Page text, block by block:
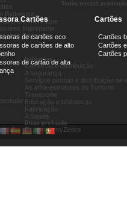
Badgeuse
Thermique
Imprimante
Badgeuse
Todas nossas
Indústrias
Comércio e distribuição
A segurança
Serviços postais e distribuição de
As infra-estruturas do Turismo
Transporte
Educação e bibliotecas
Fabricação
A Saúde
Dicas profissão
Expertise myZebra
Cartões
de cartões eco
de cartões de alto
de cartão de alta
Cartões
Cartões
Cartões
Cartões